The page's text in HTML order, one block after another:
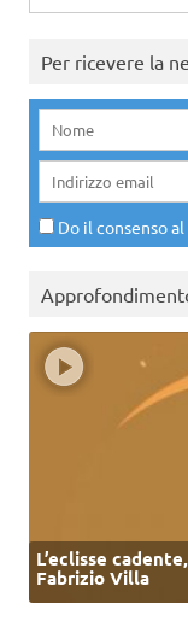
per:
Per ricevere la
Do il consenso
L’eclisse
Fabrizio Villa